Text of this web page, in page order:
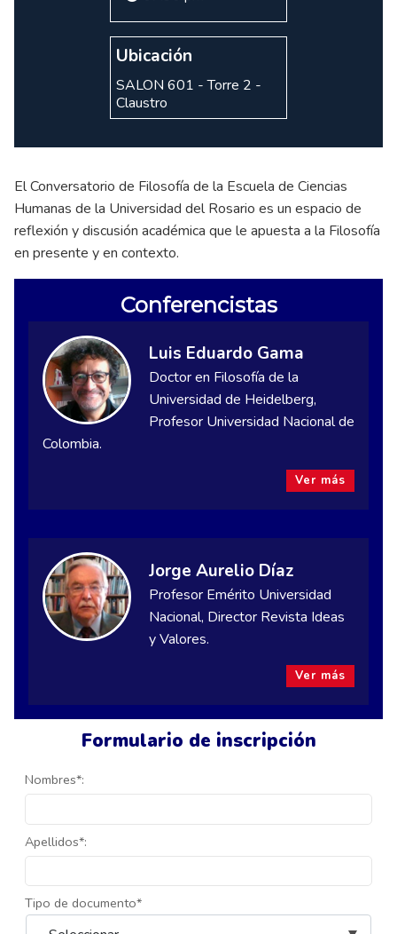
Formulario de inscripción
Nombres*:
Apellidos*:
Tipo de documento*
Ubicación
SALON 601 - Torre 2 -
Claustro
El Conversatorio de Filosofía de la Escuela de Ciencias
Humanas de la Universidad del Rosario es un espacio de
reflexión y discusión académica que le apuesta a la Filosofía
en presente y en contexto.
Conferencistas
Luis Eduardo Gama
Doctor en Filosofía de la
Universidad de Heidelberg,
Profesor Universidad Nacional de
Colombia.
Ver más
Jorge Aurelio Díaz
Profesor Emérito Universidad
Nacional, Director Revista Ideas
y Valores.
Ver más